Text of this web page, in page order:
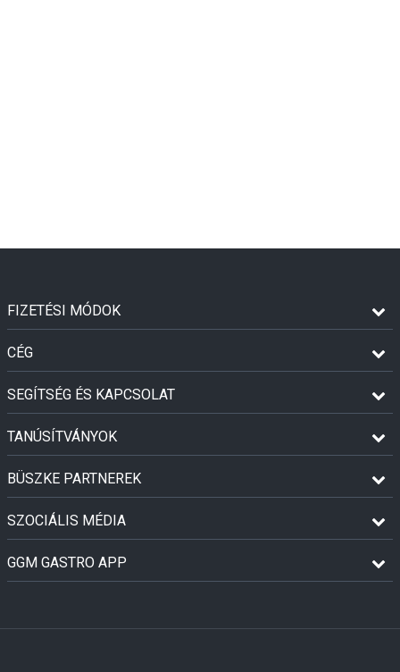
FIZETÉSI MÓDOK
CÉG
SEGÍTSÉG ÉS KAPCSOLAT
TANÚSÍTVÁNYOK
BÜSZKE PARTNEREK
SZOCIÁLIS MÉDIA
GGM GASTRO APP